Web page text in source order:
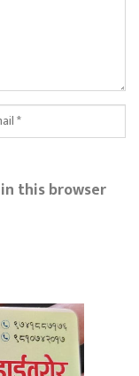
this browser